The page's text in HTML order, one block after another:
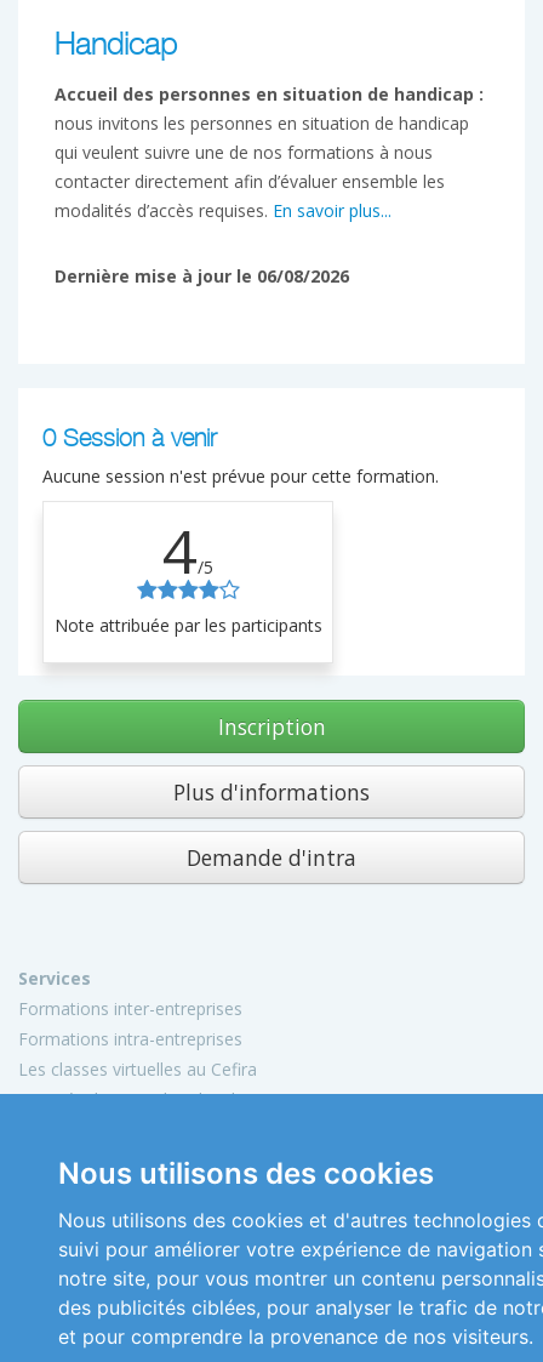
Nous utilisons des cookies
Nous utilisons des cookies et d'autres technologies
suivi pour améliorer votre expérience de navigation
notre site, pour vous montrer un contenu
des publicités ciblées, pour analyser le trafic de
et pour comprendre la provenance de nos visiteurs.
Handicap
Accueil des personnes en situation de handicap :
nous invitons les personnes en situation de handicap
qui veulent suivre une de nos formations à nous
contacter directement afin d’évaluer ensemble les
modalités d’accès requises. En savoir plus...
Dernière mise à jour le 06/08/2026
0 Session à venir
Aucune session n'est prévue pour cette formation.
4/5
Note attribuée par les participants
Inscription
Plus d'informations
Demande d'intra
Services
Formations inter-entreprises
Formations intra-entreprises
Les classes virtuelles au Cefira
Activités de conseil et d'audit
Informations
Mon compte
Plan du site
Mentions légales
Conditions générales de vente
Nous contacter